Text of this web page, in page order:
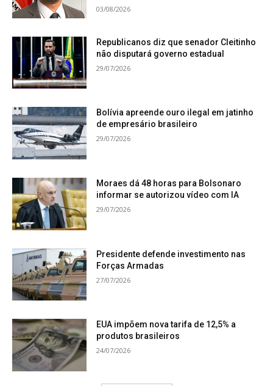
03/08/2026
Republicanos diz que senador Cleitinho
não disputará governo estadual
29/07/2026
Bolívia apreende ouro ilegal em jatinho
de empresário brasileiro
29/07/2026
Moraes dá 48 horas para Bolsonaro
informar se autorizou vídeo com IA
29/07/2026
Presidente defende investimento nas
Forças Armadas
27/07/2026
EUA impõem nova tarifa de 12,5% a
produtos brasileiros
24/07/2026